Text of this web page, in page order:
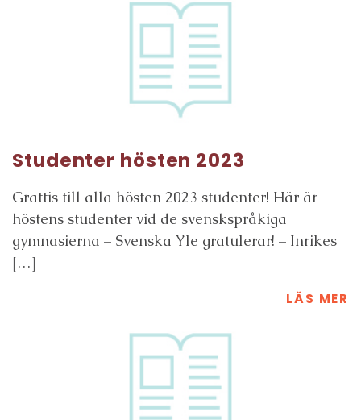
Studenter hösten 2023
Grattis till alla hösten 2023 studenter! Här är
höstens studenter vid de svenskspråkiga
gymnasierna – Svenska Yle gratulerar! – Inrikes
[…]
LÄS MER